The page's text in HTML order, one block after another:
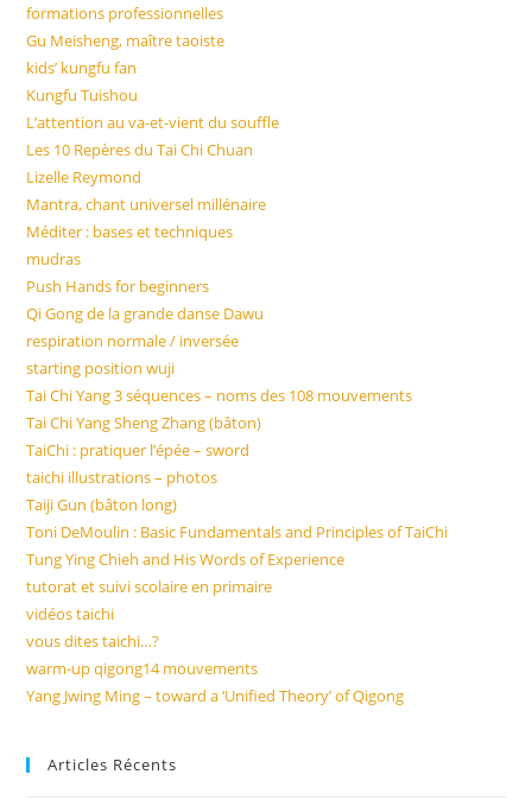
formations professionnelles
Gu Meisheng, maître taoiste
kids’ kungfu fan
Kungfu Tuishou
L’attention au va-et-vient du souffle
Les 10 Repères du Tai Chi Chuan
Lizelle Reymond
Mantra, chant universel millénaire
Méditer : bases et techniques
mudras
Push Hands for beginners
Qi Gong de la grande danse Dawu
respiration normale / inversée
starting position wuji
Tai Chi Yang 3 séquences – noms des 108 mouvements
Tai Chi Yang Sheng Zhang (bâton)
TaiChi : pratiquer l’épée – sword
taichi illustrations – photos
Taiji Gun (bâton long)
Toni DeMoulin : Basic Fundamentals and Principles of TaiChi
Tung Ying Chieh and His Words of Experience
tutorat et suivi scolaire en primaire
vidéos taichi
vous dites taichi…?
warm-up qigong14 mouvements
Yang Jwing Ming – toward a ‘Unified Theory’ of Qigong
Articles Récents